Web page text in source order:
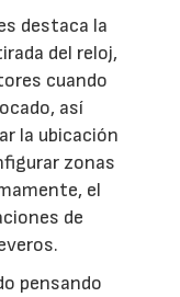
destaca la
del reloj,
cuando
así
la ubicación
zonas
el
de
pensando